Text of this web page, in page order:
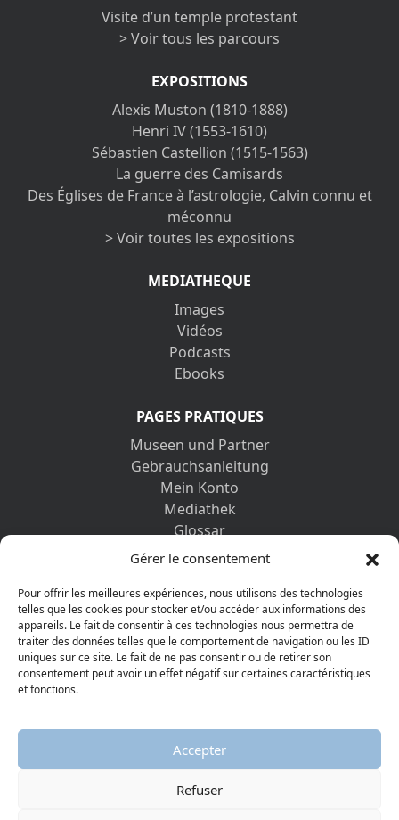
Gérer le consentement
Pour offrir les meilleures expériences, nous utilisons des technologies
telles que les cookies pour stocker et/ou accéder aux informations des
appareils. Le fait de consentir à ces technologies nous permettra de
traiter des données telles que le comportement de navigation ou les ID
uniques sur ce site. Le fait de ne pas consentir ou de retirer son
consentement peut avoir un effet négatif sur certaines caractéristiques
et fonctions.
Accepter
Refuser
Visite d’un temple protestant
> Voir tous les parcours
EXPOSITIONS
Alexis Muston (1810-1888)
Henri IV (1553-1610)
Sébastien Castellion (1515-1563)
La guerre des Camisards
Des Églises de France à l’astrologie, Calvin connu et
méconnu
> Voir toutes les expositions
MEDIATHEQUE
Images
Vidéos
Podcasts
Ebooks
PAGES PRATIQUES
Museen und Partner
Gebrauchsanleitung
Mein Konto
Mediathek
Glossar
Kontaktformular
Datenschutz-Bestimmungen
ENTDECKEN SIE AUCH
© 2026 Protestantisches Museum